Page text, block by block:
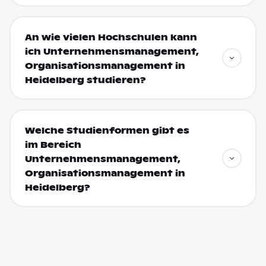
An wie vielen Hochschulen kann
ich Unternehmensmanagement,
Organisationsmanagement in
Heidelberg studieren?
Welche Studienformen gibt es
im Bereich
Unternehmensmanagement,
Organisationsmanagement in
Heidelberg?